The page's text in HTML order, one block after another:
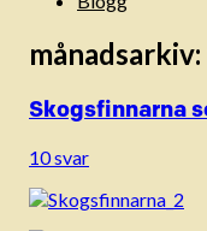
månadsarkiv:
Skogsfinnarna
10 svar